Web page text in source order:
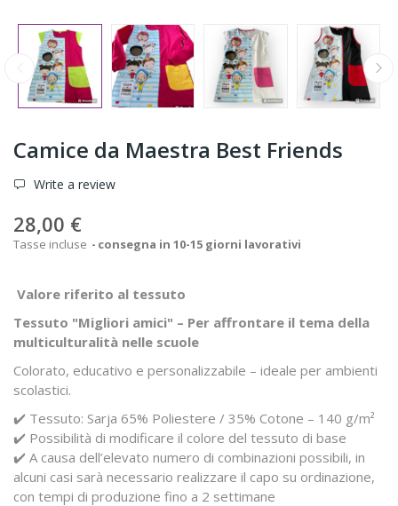
Camice da Maestra Best Friends
Write a review
28,00 €
Tasse incluse consegna in 10-15 giorni lavorativi
Valore riferito al tessuto
Tessuto "Migliori amici" – Per affrontare il tema della
multiculturalità nelle scuole
Colorato, educativo e personalizzabile – ideale per ambienti
scolastici.
✔️ Tessuto: Sarja 65% Poliestere / 35% Cotone – 140 g/m²
✔️ Possibilità di modificare il colore del tessuto di base
✔️ A causa dell’elevato numero di combinazioni possibili, in
alcuni casi sarà necessario realizzare il capo su ordinazione,
con tempi di produzione fino a 2 settimane